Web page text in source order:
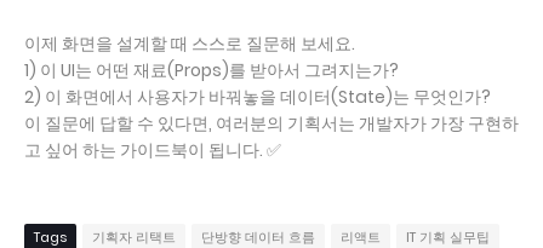
이제 화면을 설계할 때 스스로 질문해 보세요.
1) 이 UI는 어떤 재료(Props)를 받아서 그려지는가?
2) 이 화면에서 사용자가 바꿔놓을 데이터(State)는 무엇인가?
이 질문에 답할 수 있다면, 여러분의 기획서는 개발자가 가장 구현하
고 싶어 하는 가이드북이 됩니다. ✅
Tags 기획자 리택트 단방향 데이터 흐름 리액트
IT 기획 실무팁